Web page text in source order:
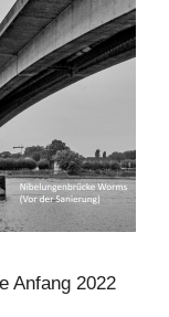
Anfang 2022